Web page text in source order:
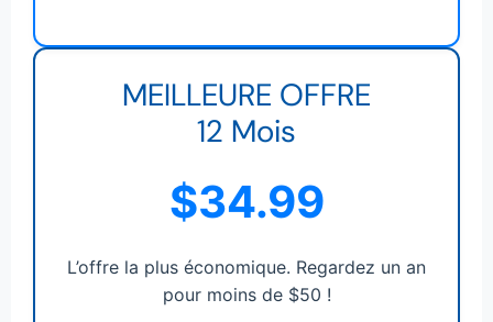
MEILLEURE OFFRE
12 Mois
$34.99
L’offre la plus économique. Regardez un an
pour moins de $50 !